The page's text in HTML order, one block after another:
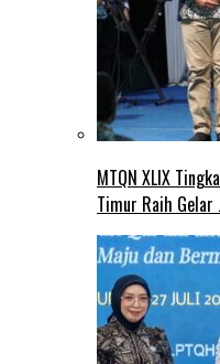
MTQN XLIX
Timur Raih Gelar